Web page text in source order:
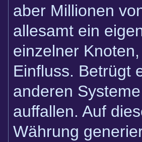
aber Millionen
allesamt ein
einzelner
Einfluss. Betrügt
anderen
auffallen. Auf
Währung